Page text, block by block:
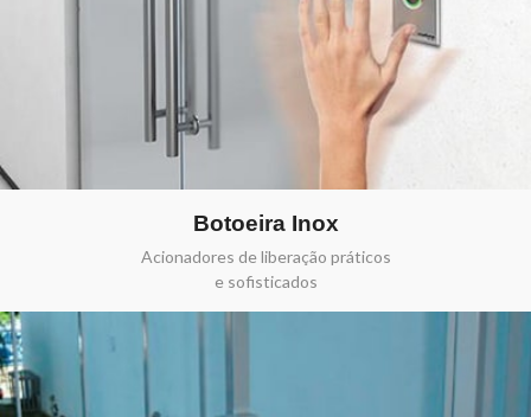
Botoeira Inox
Acionadores de liberação práticos
e sofisticados